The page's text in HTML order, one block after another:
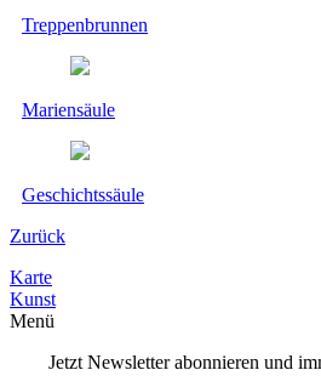
Treppenbrunnen
Mariensäule
Geschichtssäule
Zurück
Karte
Kunst
Menü
Jetzt Newsletter abonnieren und